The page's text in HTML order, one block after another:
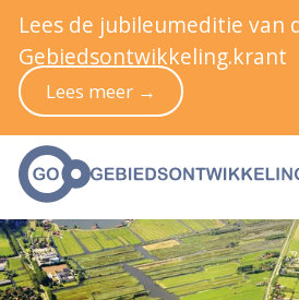
Lees de jubileumeditie van
Gebiedsontwikkeling.krant
Lees meer →